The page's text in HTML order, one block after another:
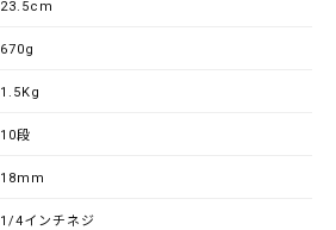
23.5cm
670g
1.5Kg
10段
18mm
1/4インチネジ